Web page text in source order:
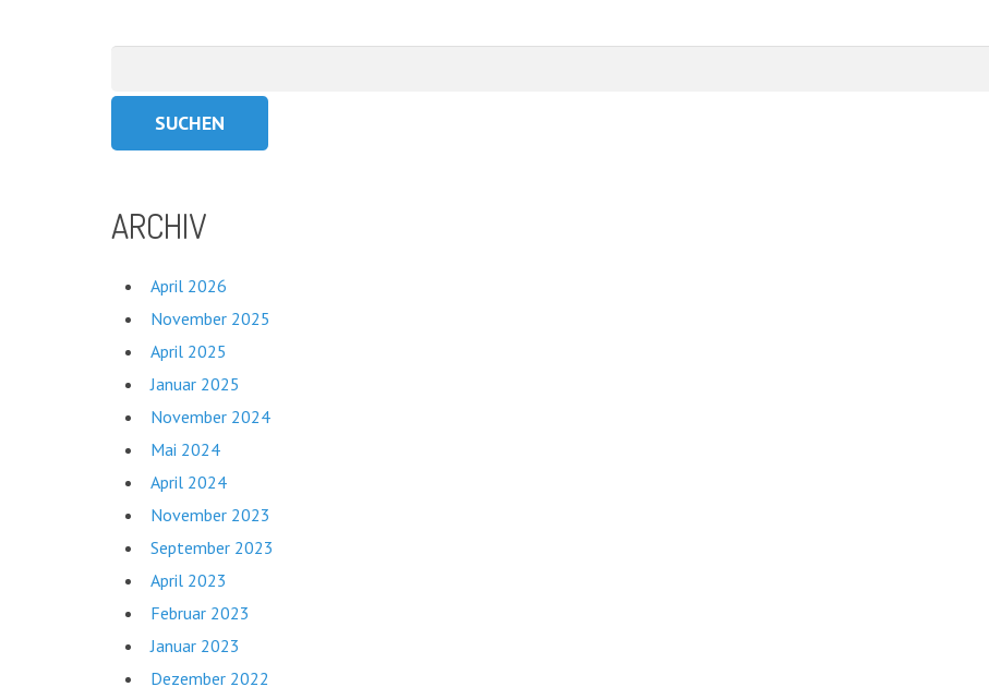
ARCHIV
April 2026
November 2025
April 2025
Januar 2025
November 2024
Mai 2024
April 2024
November 2023
September 2023
April 2023
Februar 2023
Januar 2023
Dezember 2022